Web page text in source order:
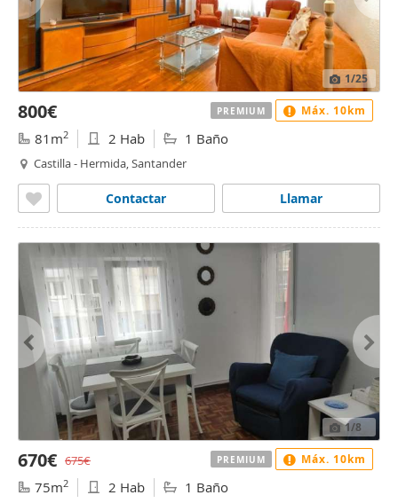
1/25
800€
81m2 2 Hab 1 Baño
Castilla - Hermida, Santander
Llamar
Contactar
PREMIUM Máx. 10km
1/8
670€ 675€
75m2 2 Hab 1 Baño
PREMIUM Máx. 10km